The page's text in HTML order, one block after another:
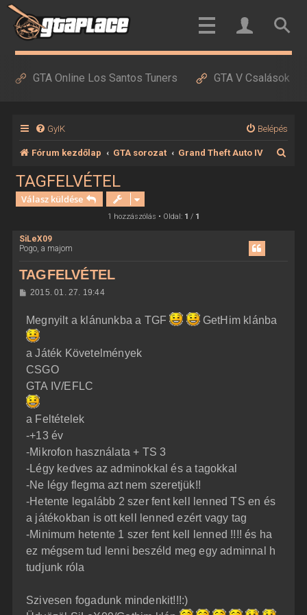
GTA Online Los Santos Tuners GTA V Csalások
GyIK Belépés
Fórum kezdőlap GTA sorozat Grand Theft Auto IV
TAGFELVÉTEL
Válasz küldése
1 hozzászólás • Oldal: 1 / 1
SiLeX09
Pogo, a majom
TAGFELVÉTEL
H
z
á
s
z
ó
l
s
2015. 01. 27. 19:44
Megnyilt a klánunkba a TGF GetHim klánba
a Játék Követelmények
CSGO
GTA IV/EFLC
a Feltételek
-+13 év
-Mikrofon használata + TS 3
-Légy kedves az adminokkal és a tagokkal
-Ne légy flegma azt nem szeretjük!!
-Hetente legalább 2 szer fent kell lenned TS en és
a játékokban is ott kell lenned ezért vagy tag
-Minimum hetente 1 szer fent kell lenned !!!! és ha
ez mégsem tud lenni beszéld meg egy adminnal h
tudjunk róla
Szivesen fogadunk mindenkit!!!:)